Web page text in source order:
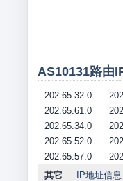
AS10131路由
202.65.32.0
202.65.61.0
202.65.34.0
202.65.52.0
202.65.57.0
其它
IP地址信息